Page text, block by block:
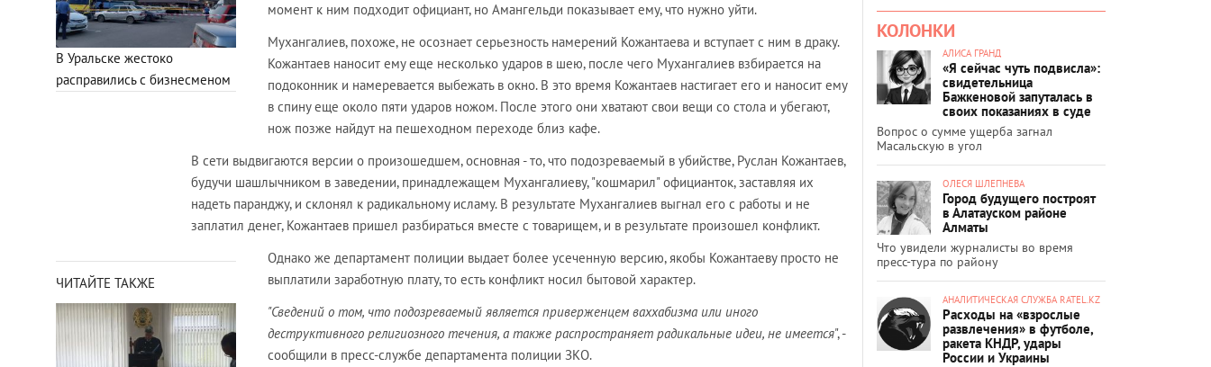
В Уральске жестоко
расправились с бизнесменом
момент к ним подходит официант, но Амангельди показывает ему, что нужно уйти.
Мухангалиев, похоже, не осознает серьезность намерений Кожантаева и вступает с ним в драку.
Кожантаев наносит ему еще несколько ударов в шею, после чего Мухангалиев взбирается на
подоконник и намеревается выбежать в окно. В это время Кожантаев настигает его и наносит ему
в спину еще около пяти ударов ножом. После этого они хватают свои вещи со стола и убегают,
нож позже найдут на пешеходном переходе близ кафе.
В сети выдвигаются версии о произошедшем, основная - то, что подозреваемый в убийстве, Руслан Кожантаев,
будучи шашлычником в заведении, принадлежащем Мухангалиеву, "кошмарил" официанток, заставляя их
надеть паранджу, и склонял к радикальному исламу. В результате Мухангалиев выгнал его с работы и не
заплатил денег, Кожантаев пришел разбираться вместе с товарищем, и в результате произошел конфликт.
ЧИТАЙТЕ ТАКЖЕ
Однако же департамент полиции выдает более усеченную версию, якобы Кожантаеву просто не
выплатили заработную плату, то есть конфликт носил бытовой характер.
"Сведений о том, что подозреваемый является приверженцем ваххабизма или иного
деструктивного религиозного течения, а также распространяет радикальные идеи, не имеется", -
сообщили в пресс-службе департамента полиции ЗКО.
КОЛОНКИ
АЛИСА ГРАНД
«Я сейчас чуть подвисла»:
свидетельница
Бажкеновой запуталась в
своих показаниях в суде
Вопрос о сумме ущерба загнал
Масальскую в угол
ОЛЕСЯ ШЛЕПНЕВА
Город будущего построят
в Алатауском районе
Алматы
Что увидели журналисты во время
пресс-тура по району
АНАЛИТИЧЕСКАЯ СЛУЖБА RATEL.KZ
Расходы на «взрослые
развлечения» в футболе,
ракета КНДР, удары
России и Украины